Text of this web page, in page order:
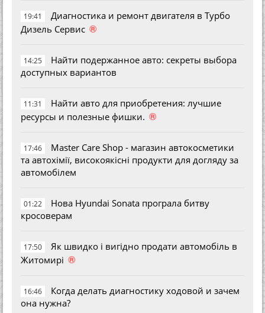
19:41
Диагностика и ремонт двигателя в Турбо
Дизель Сервис ®
14:25
Найти подержанное авто: секреты выбора
доступных вариантов
11:31
Найти авто для приобретения: лучшие
ресурсы и полезные фишки. ®
17:46
Master Care Shop - магазин автокосметики
та автохімії, високоякісні продукти для догляду за
автомобілем
01:22
Нова Hyundai Sonata програла битву
кросоверам
17:50
Як швидко і вигідно продати автомобіль в
Житомирі ®
16:46
Когда делать диагностику ходовой и зачем
она нужна?